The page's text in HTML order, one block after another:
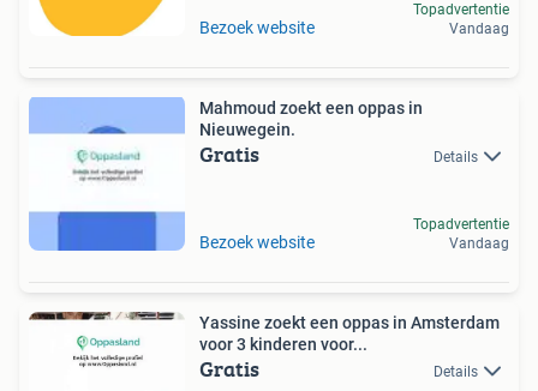
Bezoek website
Topadvertentie
Vandaag
Mahmoud zoekt een oppas in
Nieuwegein.
Gratis Details
Bezoek website
Topadvertentie
Vandaag
Yassine zoekt een oppas in Amsterdam
voor 3 kinderen voor...
Gratis Details